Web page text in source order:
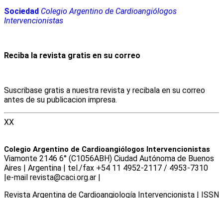
Sociedad Colegio Argentino de Cardioangiólogos
Intervencionistas
Reciba la revista gratis en su correo
Suscribase gratis a nuestra revista y recibala en su correo
antes de su publicacion impresa.
XX
Colegio Argentino de Cardioangiólogos Intervencionistas
Viamonte 2146 6° (C1056ABH) Ciudad Autónoma de Buenos
Aires | Argentina | tel./fax +54 11 4952-2117 / 4953-7310
|e-mail revista@caci.org.ar |
Revista Argentina de Cardioangiologí­a Intervencionista | ISSN